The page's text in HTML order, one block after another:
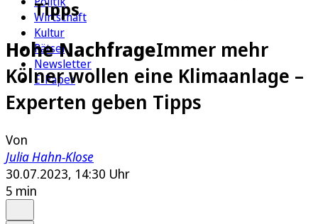
Wirtschaft
Kultur
Rätsel
Newsletter
E-Paper
Tipps
Hohe NachfrageImmer mehr
Kölner wollen eine Klimaanlage –
Experten geben Tipps
Von
Julia Hahn-Klose
30.07.2023, 14:30 Uhr
5 min